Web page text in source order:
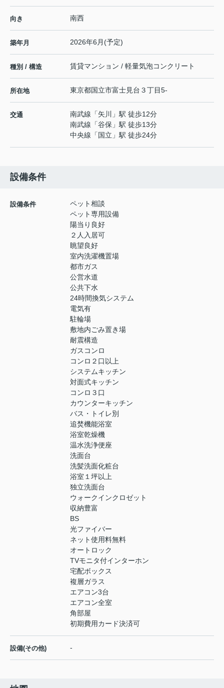
向き 南西
築年月 2026年6月(予定)
種別 / 構造 賃貸マンション / 軽量気泡コンクリート
所在地 東京都国立市富士見台 ３丁目5-
交通 南武線 「矢川
」駅 徒歩12分
南武線 「谷保 」駅 徒歩13分
中央線 「 国立 」駅 徒歩24分
設備条件
設備条件
ペット相談
ペット専用設備
陽当り良好
２人入居可
眺望良好
室内洗濯機置場
都市ガス
公営水道
公共下水
24時間換気システム
電気有
駐輪場
敷地内ごみ置き場
耐震構造
ガスコンロ
コンロ２口以上
システムキッチン
対面式キッチン
コンロ３口
カウンターキッチン
バス・トイレ別
追焚機能浴室
浴室乾燥機
温水洗浄便座
洗面台
洗髪洗面化粧台
浴室１坪以上
独立洗面台
ウォークインクロゼット
収納豊富
BS
光ファイバー
ネット使用料無料
オートロック
TVモニタ付インターホン
宅配ボックス
複層ガラス
エアコン3台
エアコン全室
角部屋
初期費用カード決済可
設備(その他) -